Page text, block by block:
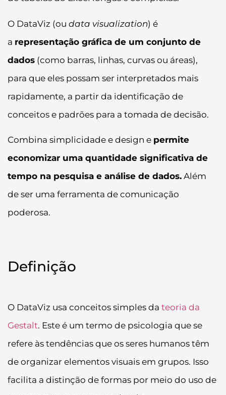
O DataViz (ou data visualization) é
a representação gráfica de um conjunto de
dados (como barras, linhas, curvas ou áreas),
para que eles possam ser interpretados mais
rapidamente, a partir da identificação de
conceitos e padrões para a tomada de decisão.
Combina simplicidade e design e permite
economizar uma quantidade significativa de
tempo na pesquisa e análise de dados. Além
de ser uma ferramenta de comunicação
poderosa.
Definição
O DataViz usa conceitos simples da teoria da
Gestalt. Este é um termo de psicologia que se
refere às tendências que os seres humanos têm
de organizar elementos visuais em grupos. Isso
facilita a distinção de formas por meio do uso de